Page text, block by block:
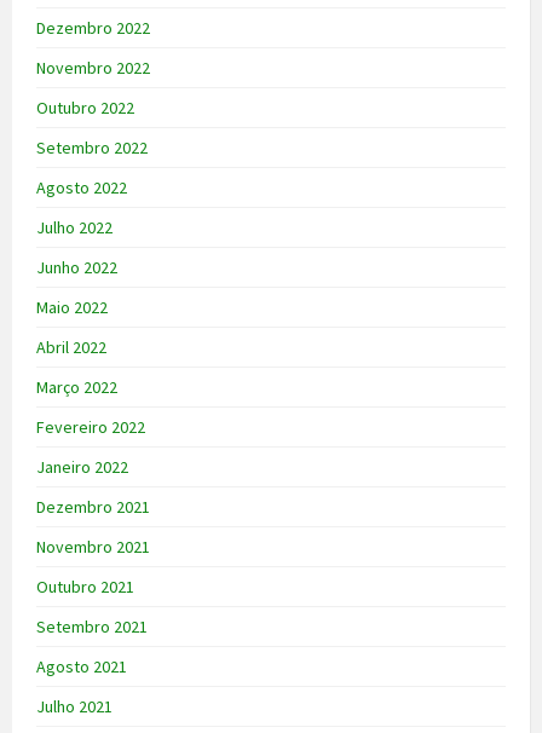
Dezembro 2022
Novembro 2022
Outubro 2022
Setembro 2022
Agosto 2022
Julho 2022
Junho 2022
Maio 2022
Abril 2022
Março 2022
Fevereiro 2022
Janeiro 2022
Dezembro 2021
Novembro 2021
Outubro 2021
Setembro 2021
Agosto 2021
Julho 2021